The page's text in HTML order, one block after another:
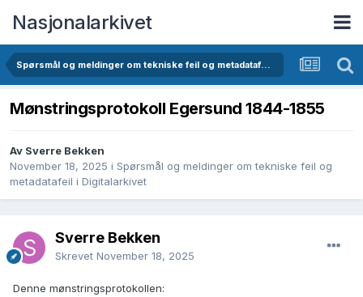
Nasjonalarkivet
Spørsmål og meldinger om tekniske feil og metadatafeil i Digitalarkivet
Mønstringsprotokoll Egersund 1844-1855
Av Sverre Bekken
November 18, 2025 i Spørsmål og meldinger om tekniske feil og
metadatafeil i Digitalarkivet
Sverre Bekken
Skrevet November 18, 2025
Denne mønstringsprotokollen: